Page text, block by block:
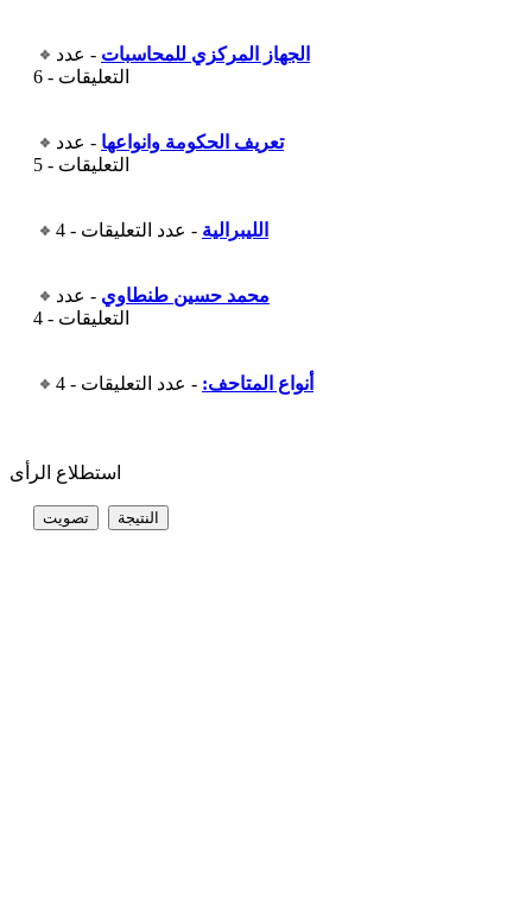
الجهاز المركزي للمحاسبات - عدد
التعليقات - 6
تعريف الحكومة وانواعها - عدد
التعليقات - 5
الليبرالية - عدد التعليقات - 4
محمد حسين طنطاوي - عدد
التعليقات - 4
أنواع المتاحف: - عدد التعليقات - 4
استطلاع الرأى